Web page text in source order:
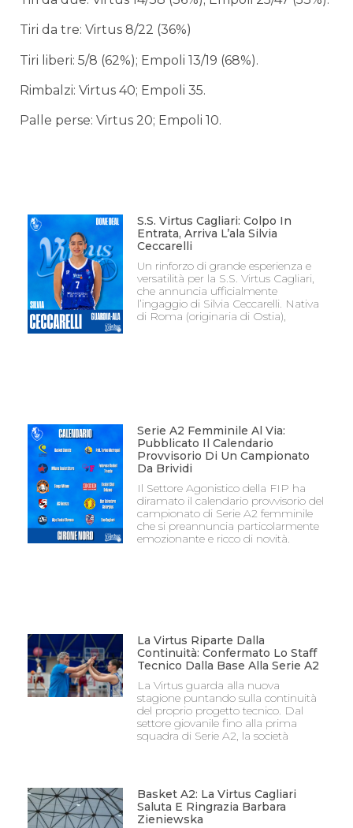
Tiri da tre: Virtus 8/22 (36%)
Tiri liberi: 5/8 (62%); Empoli 13/19 (68%).
Rimbalzi: Virtus 40; Empoli 35.
Palle perse: Virtus 20; Empoli 10.
S.S. Virtus Cagliari: Colpo In
Entrata, Arriva L’ala Silvia
Ceccarelli
Un rinforzo di grande esperienza e
versatilità per la S.S. Virtus Cagliari,
che annuncia ufficialmente
l’ingaggio di Silvia Ceccarelli. Nativa
di Roma (originaria di Ostia),
Serie A2 Femminile Al Via:
Pubblicato Il Calendario
Provvisorio Di Un Campionato
Da Brividi
Il Settore Agonistico della FIP ha
diramato il calendario provvisorio del
campionato di Serie A2 femminile
che si preannuncia particolarmente
emozionante e ricco di novità.
La Virtus Riparte Dalla
Continuità: Confermato Lo Staff
Tecnico Dalla Base Alla Serie A2
La Virtus guarda alla nuova
stagione puntando sulla continuità
del proprio progetto tecnico. Dal
settore giovanile fino alla prima
squadra di Serie A2, la società
Basket A2: La Virtus Cagliari
Saluta E Ringrazia Barbara
Zieniewska